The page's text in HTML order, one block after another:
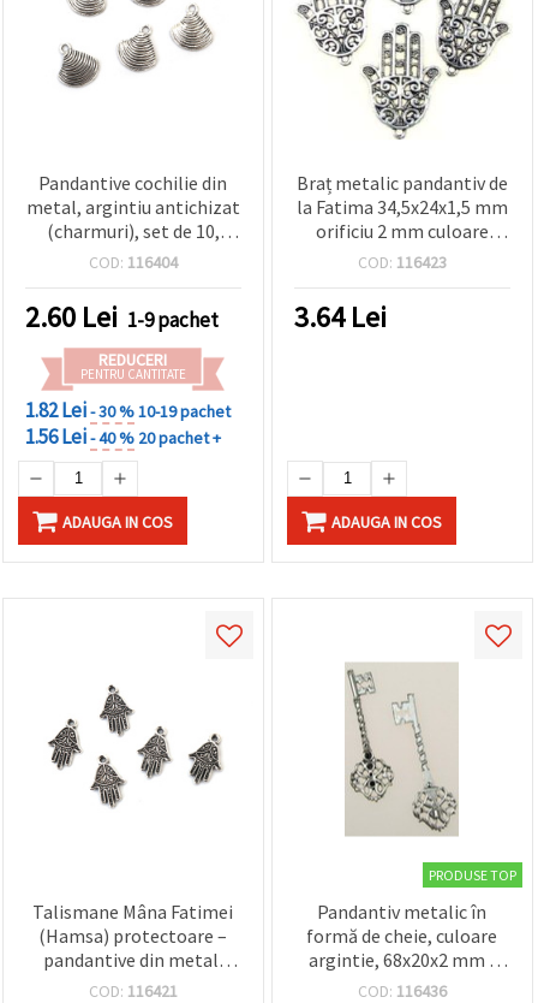
Pandantive cochilie din
metal, argintiu antichizat
(charmuri), set de 10,
15x13x2 mm, gaură 1,5
pentru bijuterii DIY și craft
COD: 116404
2.60 Lei 1-9 pachet
REDUCERI
PENTRU CANTITATE
1.82 Lei- 30 %10-19 pachet
1.56 Lei- 40 % 20 pachet +
ADAUGA IN COS
Braț metalic pandantiv de
la Fatima 34,5x24x1,5 mm
orificiu 2 mm culoare
argintiu -4 bucăți
COD: 116423
3.64Lei
ADAUGA IN COS
Talismane Mâna Fatimei
(Hamsa) protectoare –
pandantive din metal,
culoare argint antichizat,
COD: 116421
PRODUSE TOP
Pandantiv metalic în
formă de cheie, culoare
argintie, 68x20x2 mm -
set de 4 bucăți, pentru
COD: 116436